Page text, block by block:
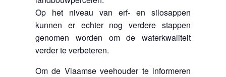
Op het niveau van erf- en silosappen
kunnen er echter nog verdere stappen
genomen worden om de waterkwaliteit
verder te verbeteren.
Om de Vlaamse veehouder te informeren